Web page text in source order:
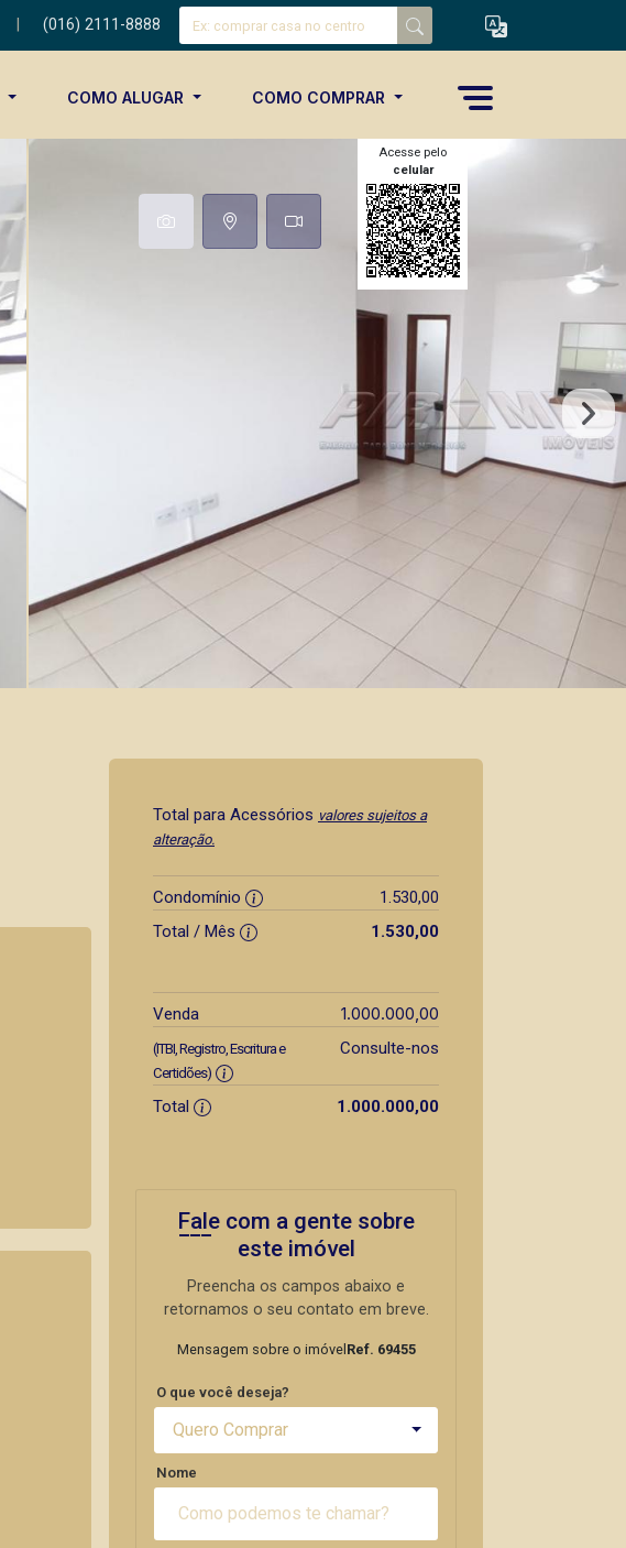
(016) 2111-8888
COMO ALUGAR COMO COMPRAR
Acesse pelo
celular
Total para Acessórios valores sujeitos a
alteração.
Condomínio
1.530,00
Total / Mês
1.530,00
Venda 1.000.000,00
(ITBI, Registro, Escritura e
Certidões)
Consulte-nos
Total 1.000.000,00
Fale com a gente sobre
este imóvel
Preencha os campos abaixo e
retornamos o seu contato em breve.
Mensagem sobre o imóvel Ref. 69455
O que você deseja?
Quero Comprar
Nome